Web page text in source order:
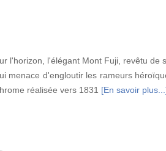
l'horizon, l'élégant Mont Fuji, revêtu de
menace d'engloutir les rameurs
réalisée vers 1831 [En savoir